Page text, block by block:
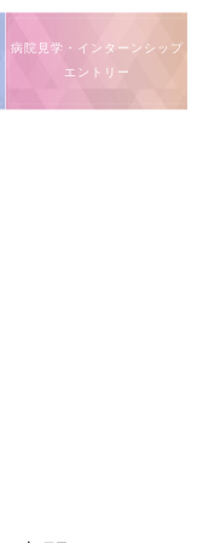
病院見学・インターンシップ
エントリー